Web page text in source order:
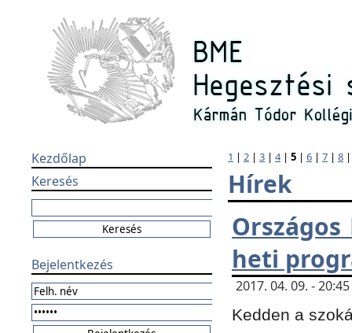
Kezdőlap
Keresés
Bejelentkezés
1 | 2 | 3 | 4| 5 | 6 | 7 | 8
Hírek
Országos
heti
2017. 04. 09. -
Kedden a